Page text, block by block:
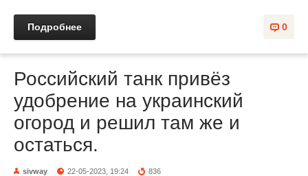
0
Подробнее
Российский танк привёз
удобрение на украинский
огород и решил там же и
остаться.
sivway 22-05-2023, 19:24 836